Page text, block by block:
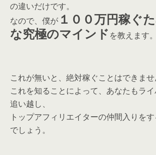
の違いだけです。
なので、僕が １００万円稼ぐ
な究極のマインド を教えます。
これが無いと、絶対稼ぐことはできませ
これを知ることによって、あなたもラ
追い越し、
トップアフィリエイターの仲間入りを
でしょう。